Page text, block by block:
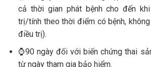
cả thời gian phát bệnh cho đến
trị/tính theo thời điểm có bệnh,
điều trị).
⌚90 ngày đối với biến chứng thai
từ ngày tham gia bảo hiểm.